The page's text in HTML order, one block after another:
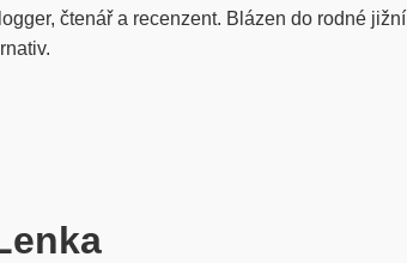
čtenář a recenzent. Blázen do rodné jižní